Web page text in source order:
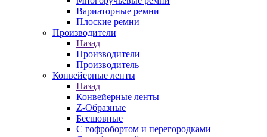
Вариаторные ремни
Плоские ремни
Производители
Назад
Производители
Производитель
Конвейерные ленты
Назад
Конвейерные ленты
Z-Образные
Бесшовные
С гофробортом и перегородками